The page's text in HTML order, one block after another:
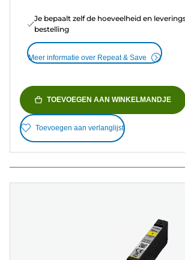
Je bepaalt zelf de hoeveelheid en
bestelling
Meer informatie over Repeat & Save
TOEVOEGEN AAN WINKELMANDJE
Toevoegen aan verlanglijst